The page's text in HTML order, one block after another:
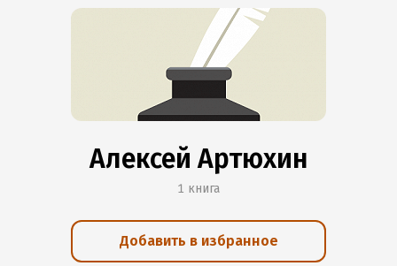
Алексей Артюхин
1 книга
Добавить в избранное